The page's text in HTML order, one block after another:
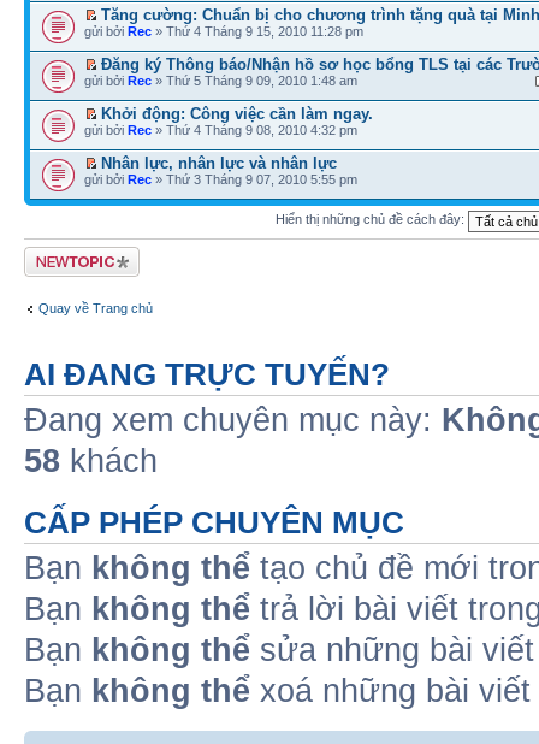
Tăng cường: Chuẩn bị cho chương trình tặng quà tại
gửi bởi Rec » Thứ 4 Tháng 9 15, 2010 11:28 pm
Đăng ký Thông báo/Nhận hồ sơ học bổng TLS tại các
gửi bởi Rec » Thứ 5 Tháng 9 09, 2010 1:48 am
Khởi động: Công việc cần làm ngay.
gửi bởi Rec » Thứ 4 Tháng 9 08, 2010 4:32 pm
Nhân lực, nhân lực và nhân lực
gửi bởi Rec » Thứ 3 Tháng 9 07, 2010 5:55 pm
Hiển thị những chủ đề cách đây:
Tạo chủ đề mới
Quay về Trang chủ
AI ĐANG TRỰC TUYẾN?
Đang xem chuyên mục này:
58 khách
CẤP PHÉP CHUYÊN MỤC
Bạn không thể tạo chủ đề mới
Bạn không thể trả lời bài viết
Bạn không thể sửa những bài
Bạn không thể xoá những bài